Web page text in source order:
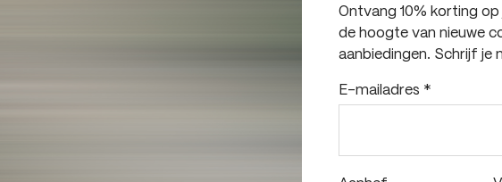
Ontvang 10% korting
de hoogte van nieuwe
aanbiedingen. Schrijf je
E-mailadres *